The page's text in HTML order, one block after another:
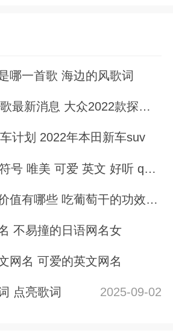
哪一首歌 海边的风歌词
2025-09-03
新消息 大众2022款探歌怎么样
2025-09-03
计划 2022年本田新车suv
2025-09-03
爱 英文 好听 qq网名女生唯美带符号英文版
2025-09-03
有哪些 吃葡萄干的功效与作用
2025-09-03
不易撞的日语网名女
2025-09-03
网名 可爱的英文网名
点亮歌词 2025-09-02